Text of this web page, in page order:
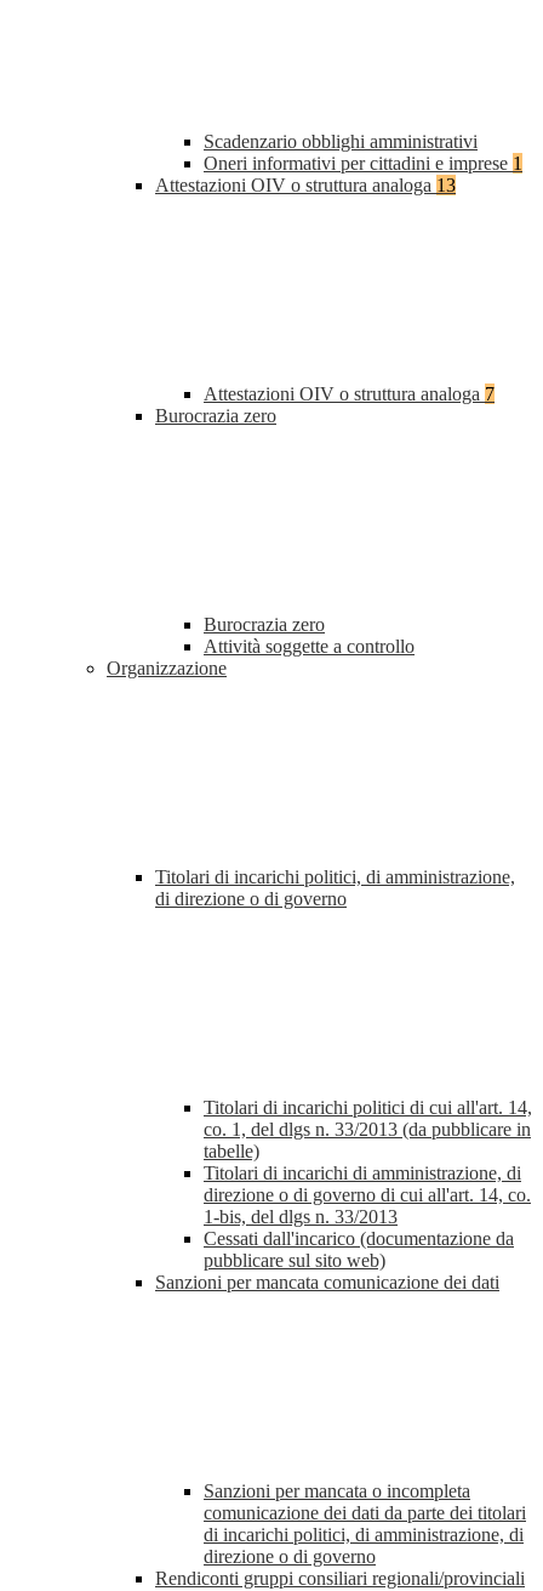
Scadenzario obblighi amministrativi
Oneri informativi per cittadini e imprese 1
Attestazioni OIV o struttura analoga 13
Attestazioni OIV o struttura analoga 7
Burocrazia zero
Burocrazia zero
Attività soggette a controllo
Organizzazione
Titolari di incarichi politici, di amministrazione,
di direzione o di governo
Titolari di incarichi politici di cui all'art. 14,
co. 1, del dlgs n. 33/2013 (da pubblicare in
tabelle)
Titolari di incarichi di amministrazione, di
direzione o di governo di cui all'art. 14, co.
1-bis, del dlgs n. 33/2013
Cessati dall'incarico (documentazione da
pubblicare sul sito web)
Sanzioni per mancata comunicazione dei dati
Sanzioni per mancata o incompleta
comunicazione dei dati da parte dei titolari
di incarichi politici, di amministrazione, di
direzione o di governo
Rendiconti gruppi consiliari regionali/provinciali